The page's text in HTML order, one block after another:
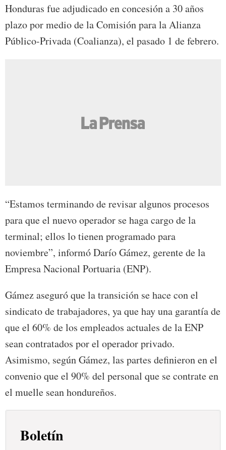
Honduras fue adjudicado en concesión a 30 años
plazo por medio de la Comisión para la Alianza
Público-Privada (Coalianza), el pasado 1 de febrero.
“Estamos terminando de revisar algunos procesos
para que el nuevo operador se haga cargo de la
terminal; ellos lo tienen programado para
noviembre”, informó Darío Gámez, gerente de la
Empresa Nacional Portuaria (ENP).
Gámez aseguró que la transición se hace con el
sindicato de trabajadores, ya que hay una garantía de
que el 60% de los empleados actuales de la ENP
sean contratados por el operador privado.
Asimismo, según Gámez, las partes definieron en el
convenio que el 90% del personal que se contrate en
el muelle sean hondureños.
Boletín